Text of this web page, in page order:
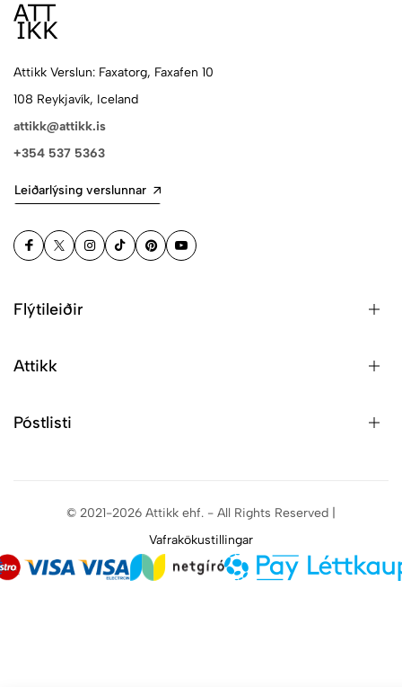
Attikk Verslun: Faxatorg, Faxafen 10
108 Reykjavík, Iceland
attikk@attikk.is
+354 537 5363
Leiðarlýsing verslunnar
Flýtileiðir
Attikk
Póstlisti
© 2021-2026 Attikk ehf. - All Rights Reserved |
Vafrakökustillingar